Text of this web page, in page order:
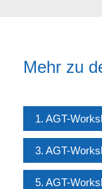
Mehr zu
1. AGT-
3. AGT-
5. AGT-